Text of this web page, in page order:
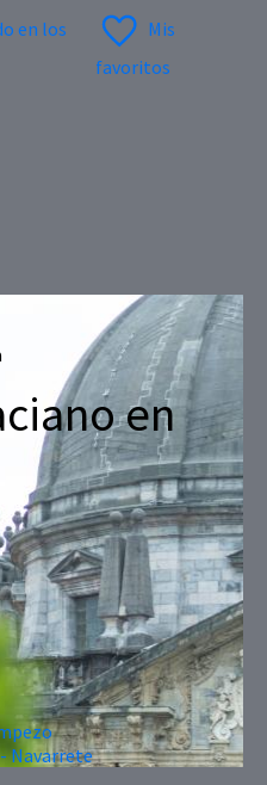
en los
Mis
favoritos
en
Navarrete